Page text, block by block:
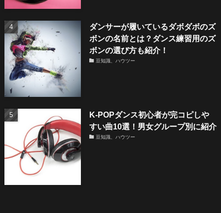
ダンサーが履いているダボダボのズ
ボンの名前とは？ダンス練習用のズ
ボンの選び方も紹介！
豆知識、ハウツー
K-POPダンス初心者が完コピしや
すい曲10選！男女グループ別に紹介
豆知識、ハウツー